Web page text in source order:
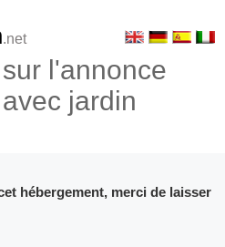
l'annonce
jardin
.net
hébergement, merci de laisser